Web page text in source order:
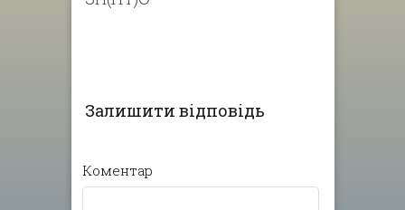
Залишити відповідь
Коментар